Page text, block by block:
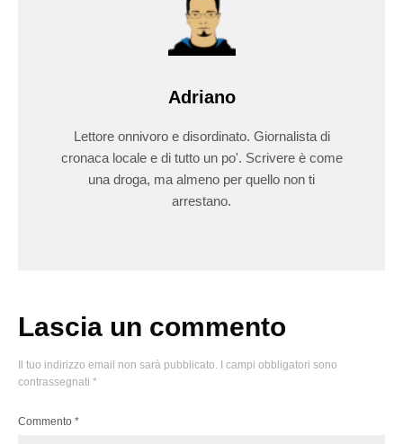
Adriano
Lettore onnivoro e disordinato. Giornalista di
cronaca locale e di tutto un po'. Scrivere è come
una droga, ma almeno per quello non ti
arrestano.
Lascia un commento
Il tuo indirizzo email non sarà pubblicato.
I campi obbligatori sono
contrassegnati *
Commento *